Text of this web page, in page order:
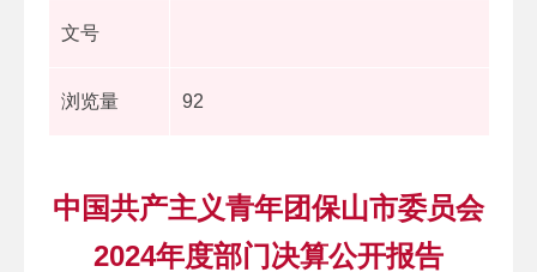
文号
浏览量 92
中国共产主义青年团保山市委员会
2024年度部门决算公开报告